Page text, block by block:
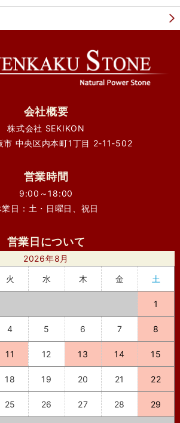
会社概要
株式会社 SEKIKON
市 中央区内本町1丁目 2-11-502
営業時間
9:00～18:00
業日：土・日曜日、祝日
営業日について
2026年8月
火 水 木 金 土
1
4 5 6 7 8
11 12 13 14 15
18 19 20 21 22
25 26 27 28 29